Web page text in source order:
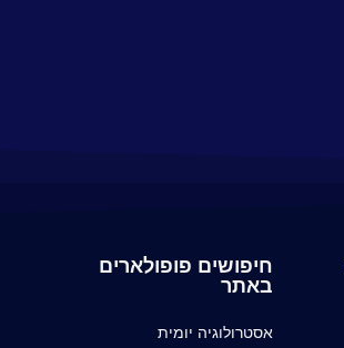
חיפושים פופולארים
באתר
אסטרולוגיה יומית